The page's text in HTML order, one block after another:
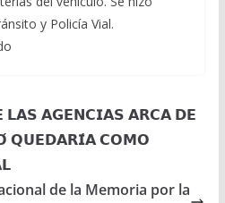
y Policía Vial.
𝗟𝗔𝗦 𝗔𝗚𝗘𝗡𝗖𝗜𝗔𝗦 𝗔𝗥𝗖𝗔 𝗗𝗘
𝗤𝗨𝗘𝗗𝗔𝗥𝗜́𝗔 𝗖𝗢𝗠𝗢
de la Memoria por la